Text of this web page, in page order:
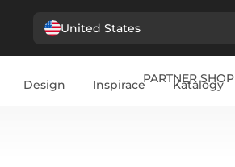
United States
Design Inspirace Katalogy
PARTNER SHOP